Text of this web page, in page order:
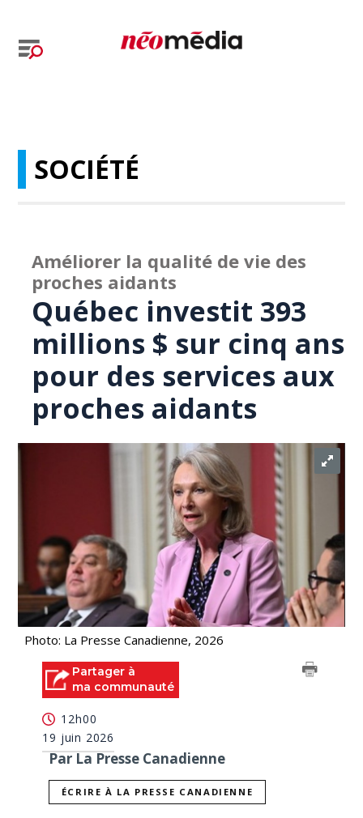
SOCIÉTÉ
Améliorer la qualité de vie des
proches aidants
Québec investit 393
millions $ sur cinq ans
pour des services aux
proches aidants
Photo: La Presse Canadienne, 2026
Partager à
ma communauté
12h00
19 juin 2026
Par La Presse Canadienne
ÉCRIRE À LA PRESSE CANADIENNE